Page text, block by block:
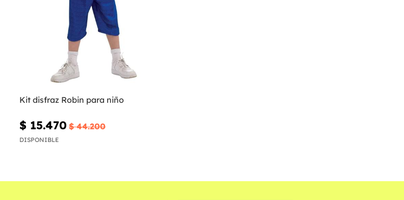
Kit disfraz Robin para niño
$ 15.470 $ 44.200
DISPONIBLE